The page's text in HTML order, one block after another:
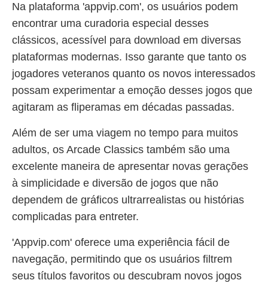
Na plataforma 'appvip.com', os usuários podem
encontrar uma curadoria especial desses
clássicos, acessível para download em diversas
plataformas modernas. Isso garante que tanto os
jogadores veteranos quanto os novos interessados
possam experimentar a emoção desses jogos que
agitaram as fliperamas em décadas passadas.
Além de ser uma viagem no tempo para muitos
adultos, os Arcade Classics também são uma
excelente maneira de apresentar novas gerações
à simplicidade e diversão de jogos que não
dependem de gráficos ultrarrealistas ou histórias
complicadas para entreter.
'Appvip.com' oferece uma experiência fácil de
navegação, permitindo que os usuários filtrem
seus títulos favoritos ou descubram novos jogos